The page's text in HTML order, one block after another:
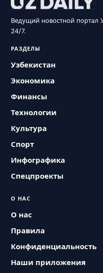
Ведущий новостной портал
24/7.
РАЗДЕЛЫ
Узбекистан
Экономика
Финансы
Технологии
Культура
Спорт
Инфографика
Спецпроекты
О НАС
О нас
Правила
Конфиденциальность
Наши приложения